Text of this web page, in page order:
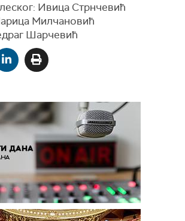
Ивица Стрнчевић
Милчановић
Шарчевић